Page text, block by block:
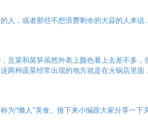
人，或者那些不想浪费剩余的大蒜的人来说
贡菜和莴笋虽然外表上颜色看上去差不多，
两种蔬菜经常出现的地方就是在火锅店里面
为“懒人”美食。接下来小编跟大家分享一下